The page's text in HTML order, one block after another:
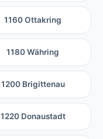
1160 Ottakring
1180 Währing
1200 Brigittenau
1220 Donaustadt